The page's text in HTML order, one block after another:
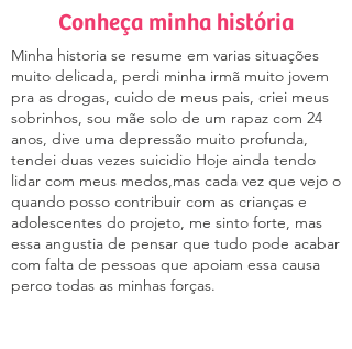
Conheça minha história
Minha historia se resume em varias situações
muito delicada, perdi minha irmã muito jovem
pra as drogas, cuido de meus pais, criei meus
sobrinhos, sou mãe solo de um rapaz com 24
anos, dive uma depressão muito profunda,
tendei duas vezes suicidio Hoje ainda tendo
lidar com meus medos,mas cada vez que vejo o
quando posso contribuir com as crianças e
adolescentes do projeto, me sinto forte, mas
essa angustia de pensar que tudo pode acabar
com falta de pessoas que apoiam essa causa
perco todas as minhas forças.